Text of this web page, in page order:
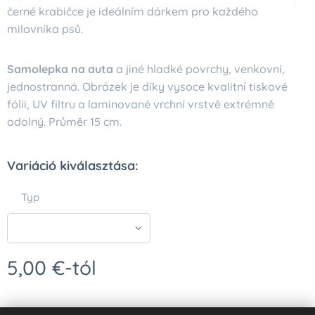
černé krabičce je ideálním dárkem pro každého
milovníka psů.
Samolepka na auta a jiné hladké povrchy, venkovní,
jednostranná. Obrázek je díky vysoce kvalitní tiskové
fólii, UV filtru a laminované vrchní vrstvě extrémně
odolný. Průměr 15 cm.
Variáció kiválasztása:
Typ
5,00 €-tól